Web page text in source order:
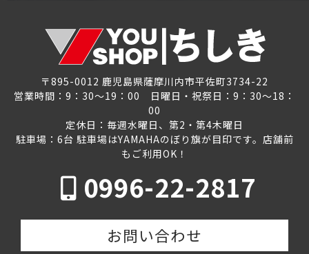
〒895-0012 鹿児島県薩摩川内市平佐町3734-22
営業時間：9：30～19：00 日曜日・祝祭日：9：30～18：
00
定休日：毎週水曜日、第2・第4木曜日
駐車場：6台 駐車場はYAMAHAのぼり旗が目印です。店舗前
もご利用OK！
0996-22-2817
お問い合わせ